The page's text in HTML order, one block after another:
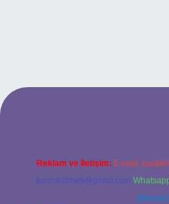
Reklam ve İletişim: E-mail:
forumhizmeti@gmail.com